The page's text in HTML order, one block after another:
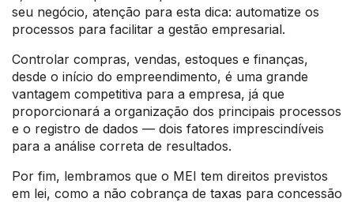
seu negócio, atenção para esta dica: automatize os
processos para facilitar a gestão empresarial.
Controlar compras, vendas, estoques e finanças,
desde o início do empreendimento, é uma grande
vantagem competitiva para a empresa, já que
proporcionará a organização dos principais processos
e o registro de dados — dois fatores imprescindíveis
para a análise correta de resultados.
Por fim, lembramos que o MEI tem direitos previstos
em lei, como a não cobrança de taxas para concessão